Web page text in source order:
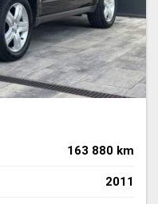
163 880 km
2011